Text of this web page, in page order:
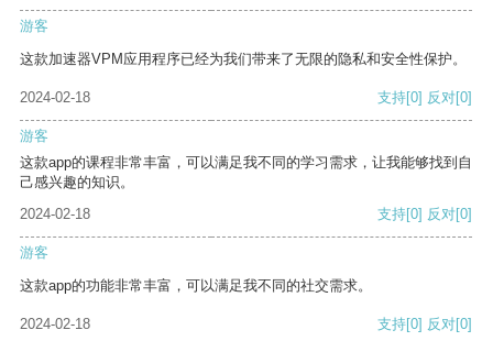
游客
这款加速器VPM应用程序已经为我们带来了无限的隐私和安全性保护。
2024-02-18 支持[0] 反对[0]
游客
这款app的课程非常丰富，可以满足我不同的学习需求，让我能够找到自
己感兴趣的知识。
2024-02-18
支持[0] 反对[0]
游客
这款app的功能非常丰富，可以满足我不同的社交需求。
2024-02-18 支持[0] 反对[0]